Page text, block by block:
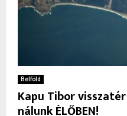
Belföld
Kapu Tibor
nálunk ÉLŐBEN!